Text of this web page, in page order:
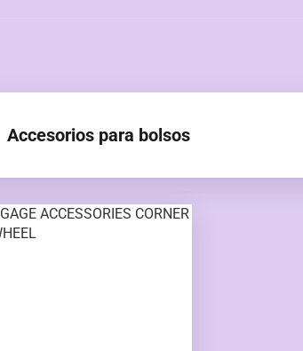
Accesorios para bolsos